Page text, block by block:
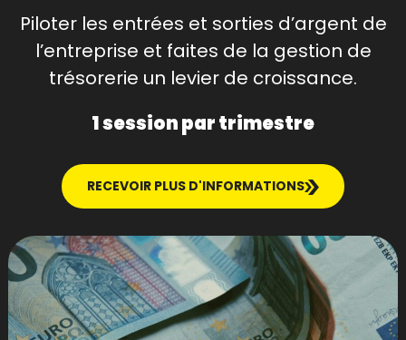
Piloter les entrées et sorties d’argent de
l’entreprise et faites de la gestion de
trésorerie un levier de croissance.
1 session par trimestre
RECEVOIR PLUS D'INFORMATIONS